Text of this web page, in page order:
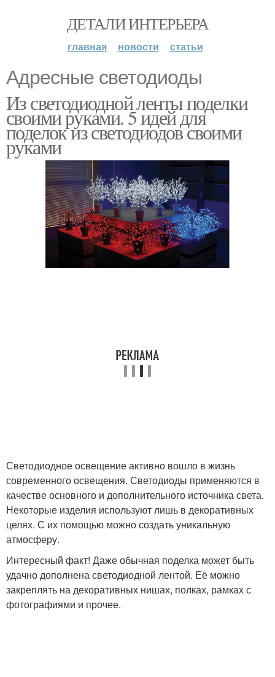
ДЕТАЛИ ИНТЕРЬЕРА
главная новости статьи
Адресные светодиоды
Из светодиодной ленты поделки
своими руками. 5 идей для
поделок из светодиодов своими
руками
Светодиодное освещение активно вошло в жизнь
современного освещения. Светодиоды применяются в
качестве основного и дополнительного источника света.
Некоторые изделия используют лишь в декоративных
целях. С их помощью можно создать уникальную
атмосферу.
Интересный факт! Даже обычная поделка может быть
удачно дополнена светодиодной лентой. Её можно
закреплять на декоративных нишах, полках, рамках с
фотографиями и прочее.